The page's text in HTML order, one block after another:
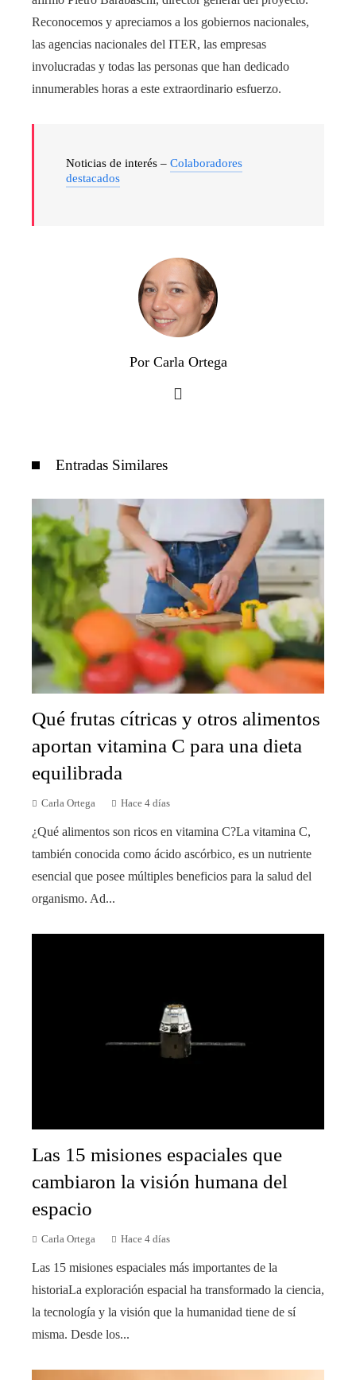
Reconocemos y apreciamos a los gobiernos nacionales,
las agencias nacionales del ITER, las empresas
involucradas y todas las personas que han dedicado
innumerables horas a este extraordinario esfuerzo.
Noticias de interés – Colaboradores
destacados
Por Carla Ortega
Entradas Similares
Qué frutas cítricas y otros alimentos
aportan vitamina C para una dieta
equilibrada
Carla Ortega Hace 4 días
¿Qué alimentos son ricos en vitamina C?La vitamina C,
también conocida como ácido ascórbico, es un nutriente
esencial que posee múltiples beneficios para la salud del
organismo. Ad...
Las 15 misiones espaciales que
cambiaron la visión humana del
espacio
Carla Ortega Hace 4 días
Las 15 misiones espaciales más importantes de la
historiaLa exploración espacial ha transformado la ciencia,
la tecnología y la visión que la humanidad tiene de sí
misma. Desde los...